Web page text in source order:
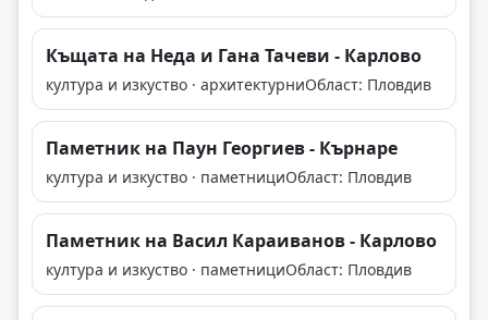
Къщата на Неда и Гана Тачеви - Карлово
култура и изкуство · архитектурниОбласт: Пловдив
Паметник на Паун Георгиев - Кърнаре
култура и изкуство · паметнициОбласт: Пловдив
Паметник на Васил Караиванов - Карлово
култура и изкуство · паметнициОбласт: Пловдив